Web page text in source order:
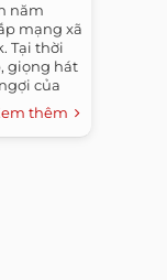
năm
mạng xã
Tại thời
giọng hát
của
thêm